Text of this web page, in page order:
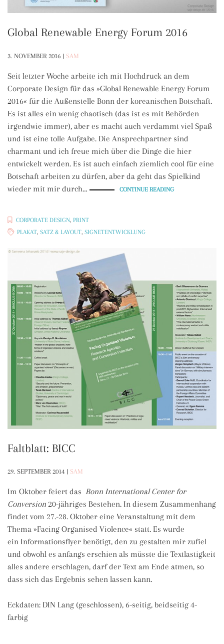
Global Renewable Energy Forum 2016
3. NOVEMBER 2016 | SAM
Seit letzter Woche arbeite ich mit Hochdruck an dem
Corporate Design für das »Global Renewable Energy Forum
2016« für die Außenstelle Bonn der koreanischen Botschaft.
Es ist alles ein wenig chaotisch (das ist es mit Behörden
irgendwie immer), aber es macht auch verdammt viel Spaß
und ist eine tolle Aufgabe. Die Ansprechpartner sind
charmant und ich freue mich über die Dinge die hier
entwickelt werden. Es ist auch einfach ziemlich cool für eine
Botschaft arbeiten zu dürfen, aber da geht das Spielkind
wieder mit mir durch…
CONTINUE READING„GLOBAL
CORPORATE DESIGN, PRINT
PLAKAT, SATZ & LAYOUT, SIGNETENTWICKLUNG
Faltblatt: BICC
29. SEPTEMBER 2014 | SAM
Im Oktober feiert das Bonn International Center for
Conversion 20-jähriges Bestehen. In diesem Zusammenhang
findet vom 27.-28. Oktober eine Veranstaltung mit dem
Thema »Facing Organised Violence« statt. Es wurde
ein Informationsflyer benötigt, den zu gestalten mir zufiel
und obwohl es anfangs erschien als müsste die Textlastigkeit
alles andere erschlagen, darf der Text am Ende atmen, so
dass sich das Ergebnis sehen lassen kann.
Eckdaten: DIN Lang (geschlossen), 6-seitig, beidseitig 4-
farbig